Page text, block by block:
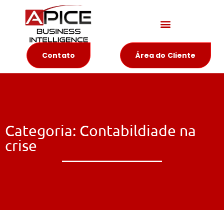
Contato Área do Cliente
Categoria: Contabildiade na
crise